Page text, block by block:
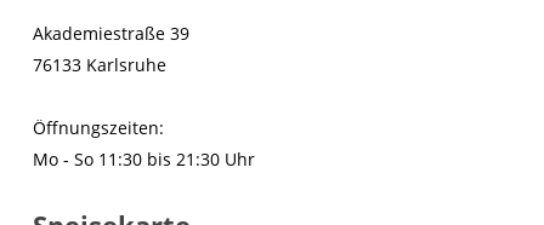
Akademiestraße 39
76133 Karlsruhe
Öffnungszeiten:
Mo - So 11:30 bis 21:30 Uhr